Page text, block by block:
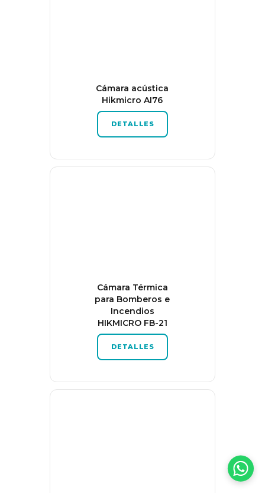
Cámara acústica
Hikmicro AI76
DETALLES
Cámara Térmica
para Bomberos e
Incendios
HIKMICRO FB-21
DETALLES